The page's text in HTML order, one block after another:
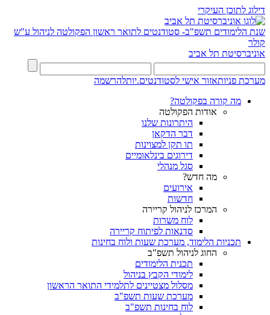
דילוג לתוכן העיקרי
שנת הלימודים תשפ"ב- סטודנטים לתואר ראשון הפקולטה לניהול ע"ש
קולר
אוניברסיטת תל אביב
מערכת פניותאזור אישי לסטודנטים.יותלהרשמה
מה קורה בפקולטה?
אודות הפקולטה
היתרונות שלנו
דבר הדקאן
תו תקן למצוינות
דירוגים בינלאומיים
סגל מנהלי
מה חדש?
אירועים
חדשות
המרכז לניהול קריירה
לוח משרות
סדנאות לפיתוח קריירה
תכניות הלימוד, מערכת שעות ולוח בחינות
החוג לניהול תשפ"ב
תכנית הלימודים
לימודי הקבץ בניהול
מסלול מצטיינים לתלמידי התואר הראשון
מערכת שעות תשפ"ב
לוח בחינות תשפ"ב